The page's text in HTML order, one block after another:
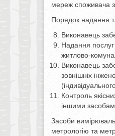
мереж споживача
Порядок надання
Виконавець
Надання
житлово-
Виконавець
зовнішніх
Контроль
іншими
Засоби
метрологію та